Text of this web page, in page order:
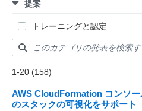
提案
トレーニングと認定
1-20 (158)
Showing results: 1-20
AWS CloudFormation コンソ
のスタックの可視化をサポート